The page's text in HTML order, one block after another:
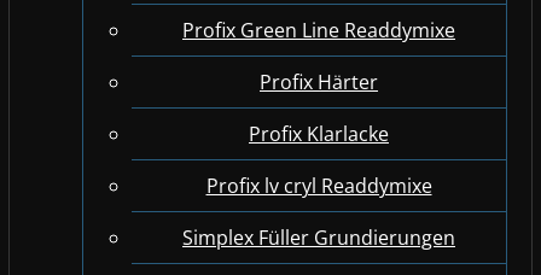
Profix Green Line Readdymixe
Profix Härter
Profix Klarlacke
Profix lv cryl Readdymixe
Simplex Füller Grundierungen